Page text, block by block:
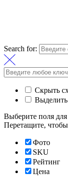
Search for:
Скрыть
Выделить
Выберите поля
Перетащите,
Фото
SKU
Рейтинг
Цена